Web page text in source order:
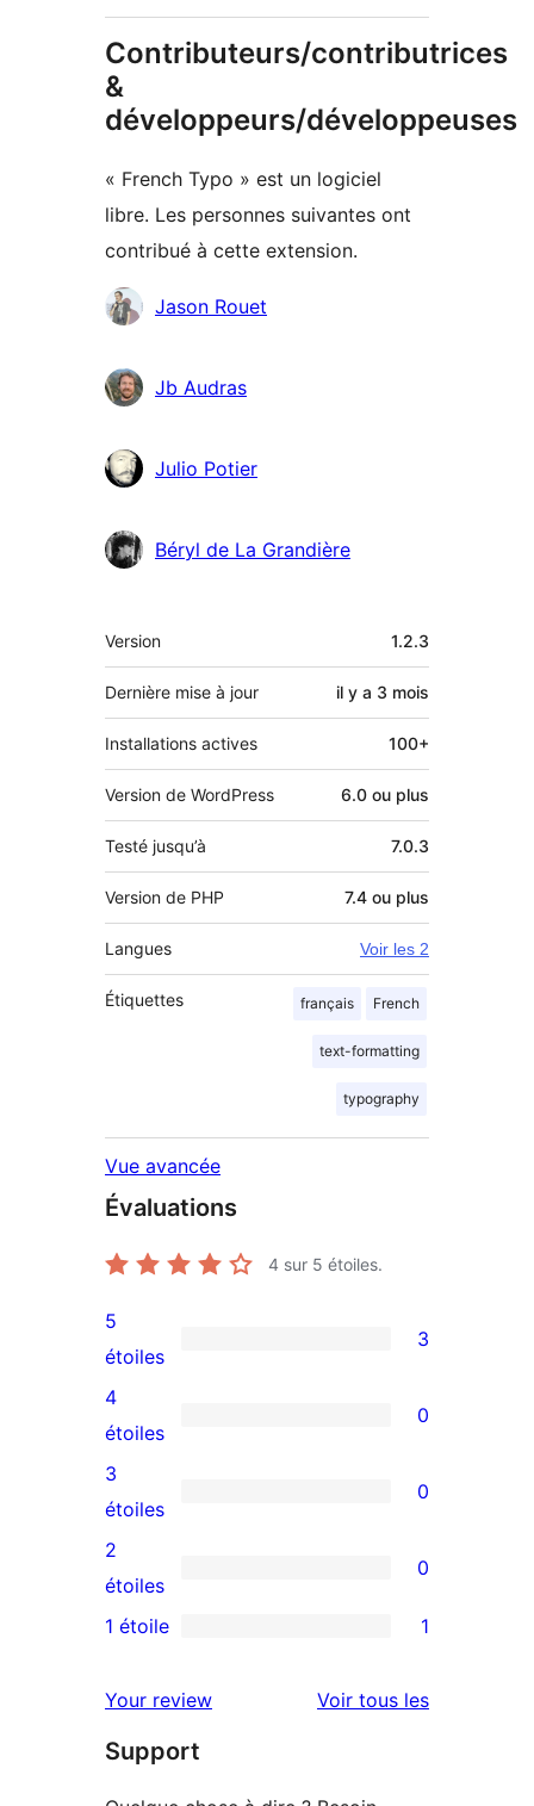
Contributeurs/contributrices
&
développeurs/développeuses
« French Typo » est un logiciel
libre. Les personnes suivantes ont
contribué à cette extension.
Contributeurs
Jason Rouet
Jb Audras
Julio Potier
Béryl de La Grandière
Méta
Version 1.2.3
Dernière mise à jour il y a 3 mois
Installations actives 100+
Version de WordPress 6.0 ou plus
Testé jusqu’à 7.0.3
Version de PHP 7.4 ou plus
Langues Voir les 2
Étiquettes français French
text-formatting
typography
Vue avancée
Évaluations
4 sur 5 étoiles.
3
avis
à
5
étoiles
5
étoiles
3
0
avis
à
4
étoile
4
étoiles
0
0
avis
à
3
3
étoiles
0
0
avis
2
2
étoiles
0
à
1
1 étoile 1
Your review Voir tous lesavis
Support